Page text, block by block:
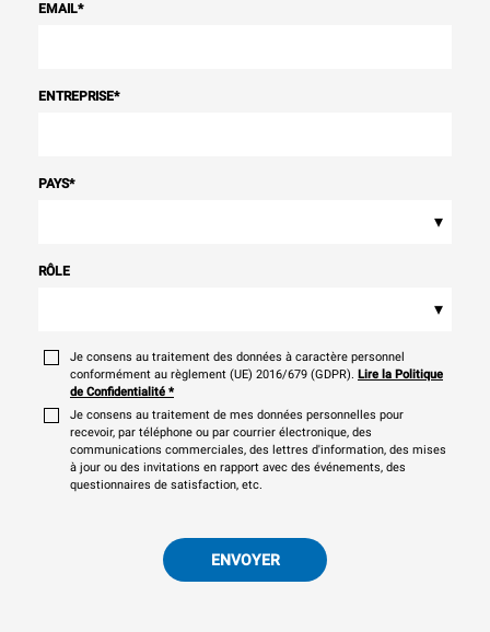
EMAIL*
ENTREPRISE*
PAYS*
▾
RÔLE
▾
Je consens au traitement des données à caractère personnel
conformément au règlement (UE) 2016/679 (GDPR). Lire la Politique
de Confidentialité *
Je consens au traitement de mes données personnelles pour
recevoir, par téléphone ou par courrier électronique, des
communications commerciales, des lettres d'information, des mises
à jour ou des invitations en rapport avec des événements, des
questionnaires de satisfaction, etc.
ENVOYER